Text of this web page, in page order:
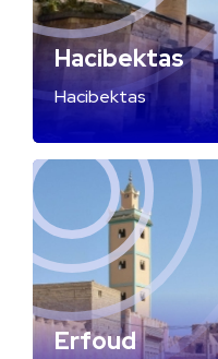
Hacibektas
Hacibektas
Erfoud